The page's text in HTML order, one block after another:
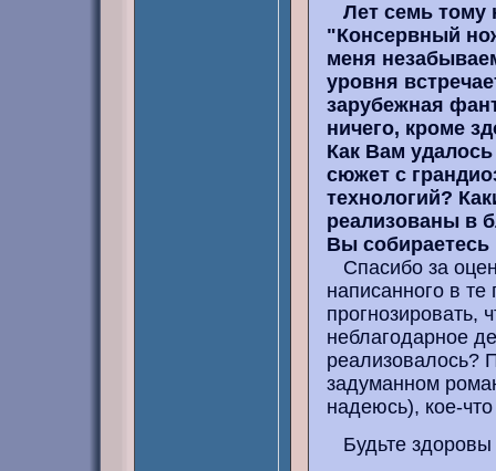
Лет семь тому
"Консервный
меня
уровня
зарубежная
ничего, кроме
Как Вам
сюжет с
технологий?
реализованы в
Вы собираетесь
Спасибо за
написанного в
прогнозировать,
неблагодарное
реализовалось?
задуманном
надеюсь), кое-
Будьте